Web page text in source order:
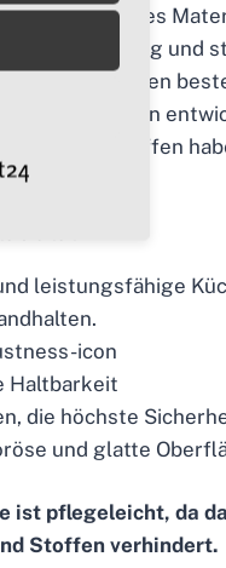
Qualität des
hitzebeständig und
mit den
geschaffen
leistungsfähige
icon
Haltbarkeit
die höchste
und glatte
ist pflegeleicht, da
Stoffen verhindert.